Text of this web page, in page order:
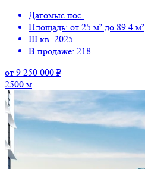
Дагомыс пос.
Площадь: от 25 м² до 89.4 м²
III кв. 2025
В продаже: 218
от 9 250 000 ₽
2500 м